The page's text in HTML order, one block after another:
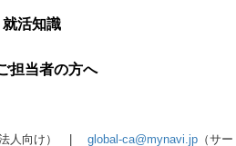
就活知識
担当者の方へ
法人向け） | global-ca@mynavi.jp （サー